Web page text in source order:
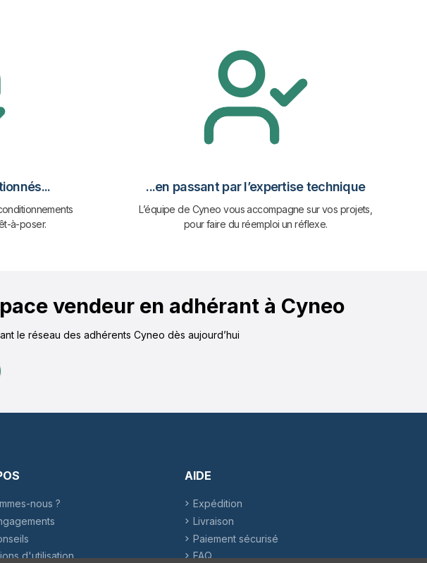
à-poser.
...en passant par l’expertise technique
L’équipe de Cyneo vous accompagne sur vos projets,
pour faire du réemploi un réflexe.
vendeur en adhérant à Cyneo
le réseau des adhérents Cyneo dès aujourd’hui
nous ?
d'utilisation
AIDE
Expédition
Livraison
Paiement sécurisé
FAQ